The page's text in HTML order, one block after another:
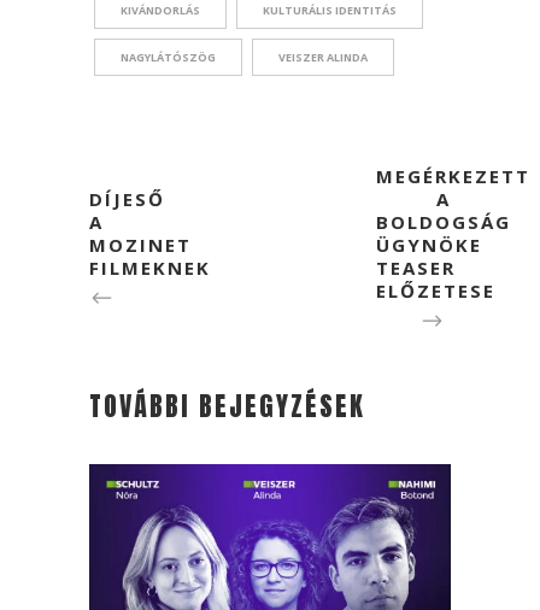
KIVÁNDORLÁS KULTURÁLIS IDENTITÁS
NAGYLÁTÓSZÖG VEISZER ALINDA
DÍJESŐ
A
MOZINET
FILMEKNEK
MEGÉRKEZETT
A
BOLDOGSÁG
ÜGYNÖKE
TEASER
ELŐZETESE
TOVÁBBI BEJEGYZÉSEK